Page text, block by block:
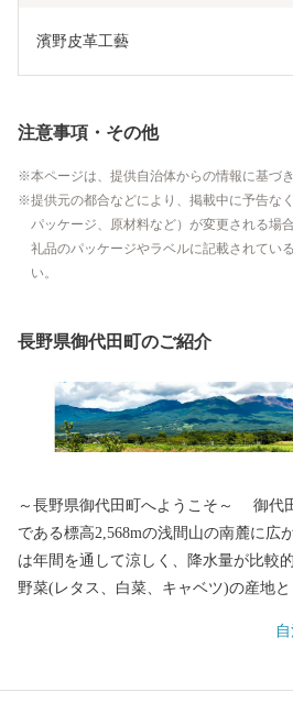
濱野皮革工藝
注意事項・その他
本ページは、提供自治体からの情報に基づ
提供元の都合などにより、掲載中に予告な
パッケージ、原材料など）が変更される場
礼品のパッケージやラベルに記載されてい
い。
長野県御代田町のご紹介
～長野県御代田町へようこそ～ 御代田町は、日本屈指の活火山
である標高2,568mの浅間山の南麓に広
は年間を通して涼しく、降水量が比較
野菜(レタス、白菜、キャベツ)の産地
北陸新幹線や上信越道など、首都圏と